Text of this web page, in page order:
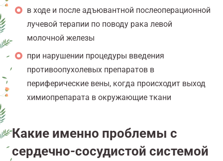
в ходе и после адъювантной послеоперационной
лучевой терапии по поводу рака левой
молочной железы
при нарушении процедуры введения
противоопухолевых препаратов в
периферические вены, когда происходит выход
химиопрепарата в окружающие ткани
Какие именно проблемы с
сердечно-сосудистой системой